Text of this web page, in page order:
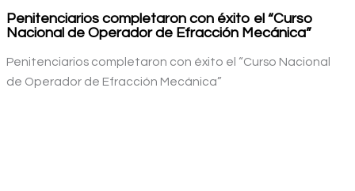
Penitenciarios completaron con éxito el “Curso
Nacional de Operador de Efracción Mecánica”
Penitenciarios completaron con éxito el “Curso Nacional
de Operador de Efracción Mecánica”